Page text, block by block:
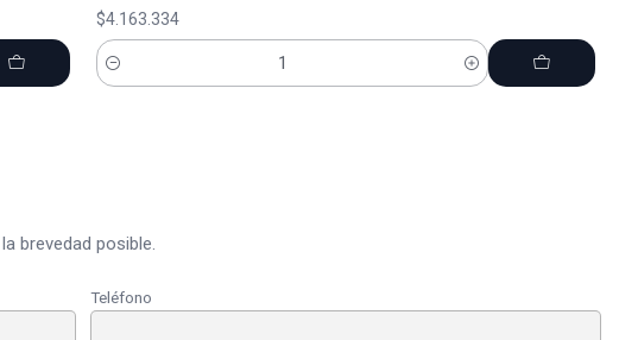
$4.163.334
Cantidad
brevedad posible.
Teléfono